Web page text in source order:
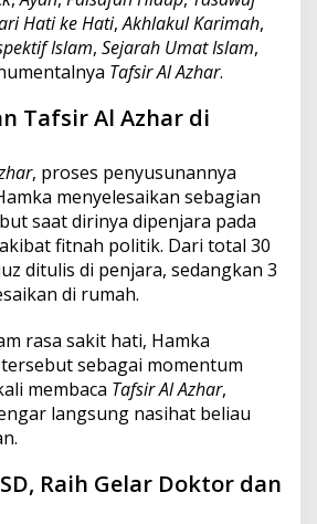
Hati ke Hati,Akhlakul Karimah,
Islam, Sejarah Umat Islam,
Tafsir Al Azhar.
Tafsir Al Azhar di
, proses penyusunannya
menyelesaikan sebagian
saat dirinya dipenjara pada
fitnah politik. Dari total 30
ditulis di penjara, sedangkan 3
di rumah.
rasa sakit hati, Hamka
sebagai momentum
membaca Tafsir Al Azhar,
langsung nasihat beliau
Raih Gelar Doktor dan